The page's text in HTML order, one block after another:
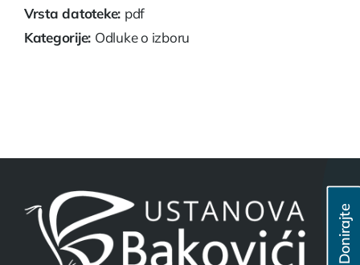
Vrsta datoteke: pdf
Kategorije: Odluke o izboru
Donirajte